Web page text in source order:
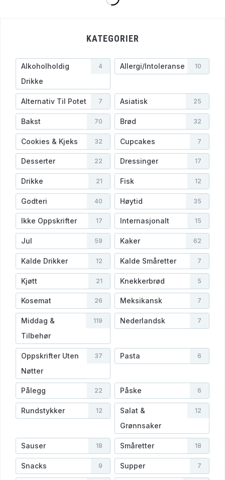
KATEGORIER
Alkoholholdig
Drikke
4 Allergi/Intoleranse 10
Alternativ Til Potet 7 Asiatisk 25
Bakst 70 Brød 32
Cookies & Kjeks 32 Cupcakes 7
Desserter 22 Dressinger 17
Drikke 21 Fisk 12
Godteri 40 Høytid 35
Ikke Oppskrifter 17 Internasjonalt 15
Jul 59 Kaker 62
Kalde Drikker 12 Kalde Småretter 7
Kjøtt 21 Knekkerbrød 5
Kosemat 26 Meksikansk 7
Middag &
Tilbehør
119 Nederlandsk 7
Oppskrifter Uten
Nøtter
37 Pasta 6
Pålegg 22 Påske 6
Rundstykker 12
Salat &
Grønnsaker
12
Sauser 18 Småretter 18
Snacks 9 Supper 7